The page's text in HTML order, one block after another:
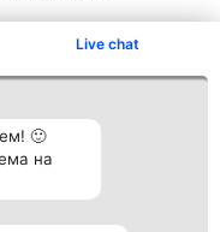
Live chat
🙂
на